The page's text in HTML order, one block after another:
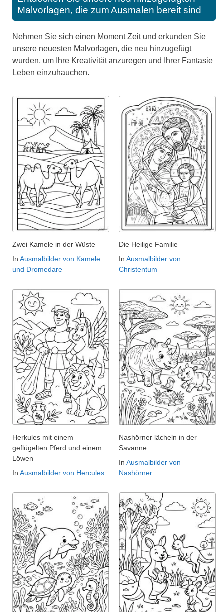
Malvorlagen, die zum Ausmalen bereit sind
Nehmen Sie sich einen Moment Zeit und erkunden Sie
unsere neuesten Malvorlagen, die neu hinzugefügt
wurden, um Ihre Kreativität anzuregen und Ihrer Fantasie
Leben einzuhauchen.
Zwei Kamele in der Wüste
In Ausmalbilder von Kamele
und Dromedare
Die Heilige Familie
In Ausmalbilder von
Christentum
Herkules mit einem
geflügelten Pferd und einem
Löwen
In Ausmalbilder von Hercules
Nashörner lächeln in der
Savanne
In Ausmalbilder von
Nashörner